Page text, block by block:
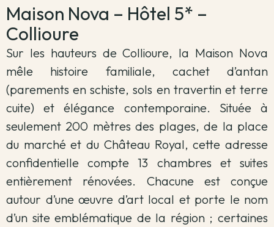
Maison Nova – Hôtel 5* –
Collioure
Sur les hauteurs de Collioure, la Maison Nova
mêle histoire familiale, cachet d’antan
(parements en schiste, sols en travertin et terre
cuite) et élégance contemporaine. Située à
seulement 200 mètres des plages, de la place
du marché et du Château Royal, cette adresse
confidentielle compte 13 chambres et suites
entièrement rénovées. Chacune est conçue
autour d’une œuvre d’art local et porte le nom
d’un site emblématique de la région ; certaines